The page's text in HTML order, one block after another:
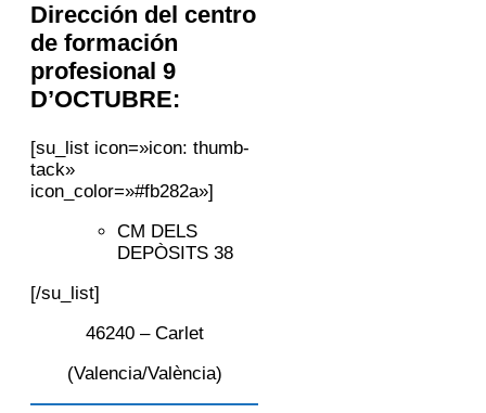
Dirección del centro
de formación
profesional 9
D’OCTUBRE:
[su_list icon=»icon: thumb-
tack»
icon_color=»#fb282a»]
CM DELS
DEPÒSITS 38
[/su_list]
46240 – Carlet
(Valencia/València)